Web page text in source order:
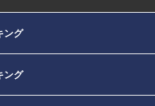
ング
ング